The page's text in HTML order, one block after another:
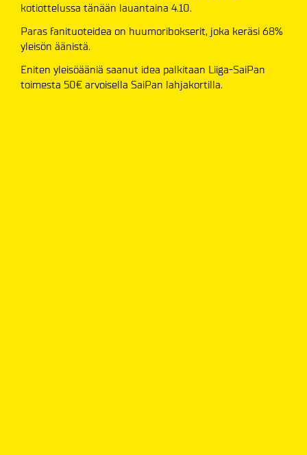
kotiottelussa tänään lauantaina 4.10.
Paras fanituoteidea on huumoribokserit, joka keräsi 68%
yleisön äänistä.
Eniten yleisöääniä saanut idea palkitaan Liiga-SaiPan
toimesta 50€ arvoisella SaiPan lahjakortilla.